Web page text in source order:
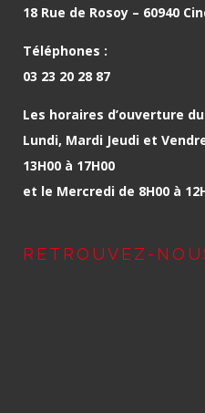
18 Rue de Rosoy – 60940
Téléphones :
03 23 20 28 87
Les horaires d’ouverture
Lundi, Mardi Jeudi et
13H00 à 17H00
et le Mercredi de 8H00 à
RETROUVEZ-